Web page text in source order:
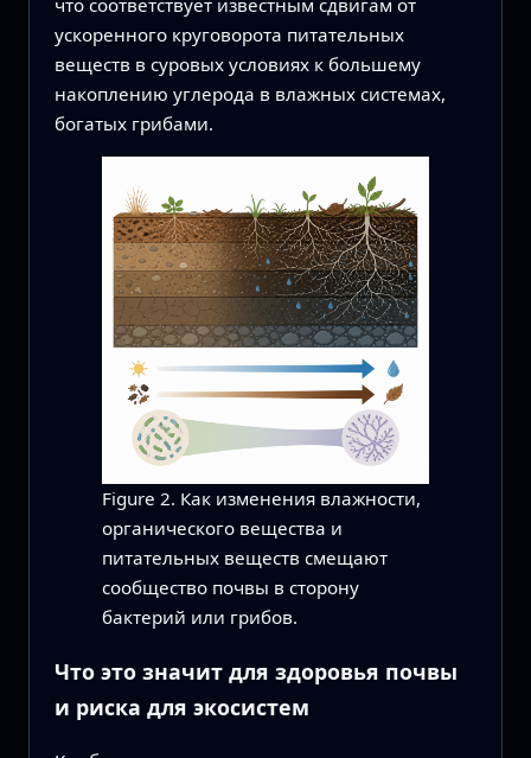
ускоренного круговорота питательных
веществ в суровых условиях к большему
накоплению углерода в влажных системах,
богатых грибами.
Figure 2. Как изменения влажности,
органического вещества и
питательных веществ смещают
сообщество почвы в сторону
бактерий или грибов.
Что это значит для здоровья почвы
и риска для экосистем